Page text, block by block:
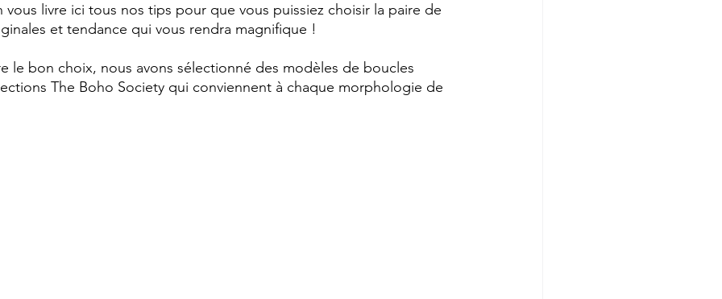
livre ici tous nos tips pour que vous puissiez choisir la paire de
et tendance qui vous rendra magnifique !
le bon choix, nous avons sélectionné des modèles de boucles
The Boho Society qui conviennent à chaque morphologie de